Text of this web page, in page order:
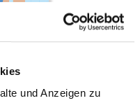
und Anzeigen zu